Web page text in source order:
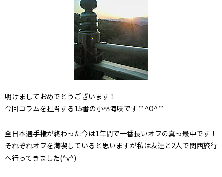
明けましておめでとうございます！
今回コラムを担当する15番の小林海咲です∩^O^∩
全日本選手権が終わった今は1年間で一番長いオフの真っ最中です！
それぞれオフを満喫していると思いますが私は友達と2人で関西旅行
へ行ってきました(^v^)